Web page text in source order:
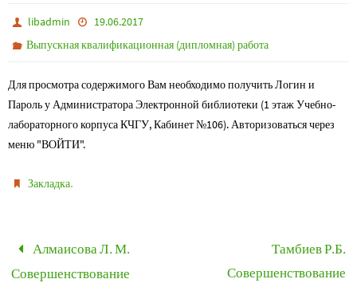
libadmin
19.06.2017
Выпускная квалификационная (дипломная) работа
Для просмотра содержимого Вам необходимо получить Логин и
Пароль у Администратора Электронной библиотеки (1 этаж Учебно-
лабораторного корпуса КЧГУ, Кабинет №106). Авторизоваться через
меню "ВОЙТИ".
Закладка.
Алмаисова Л. М.
Совершенствование
Тамбиев Р.Б.
Совершенствование